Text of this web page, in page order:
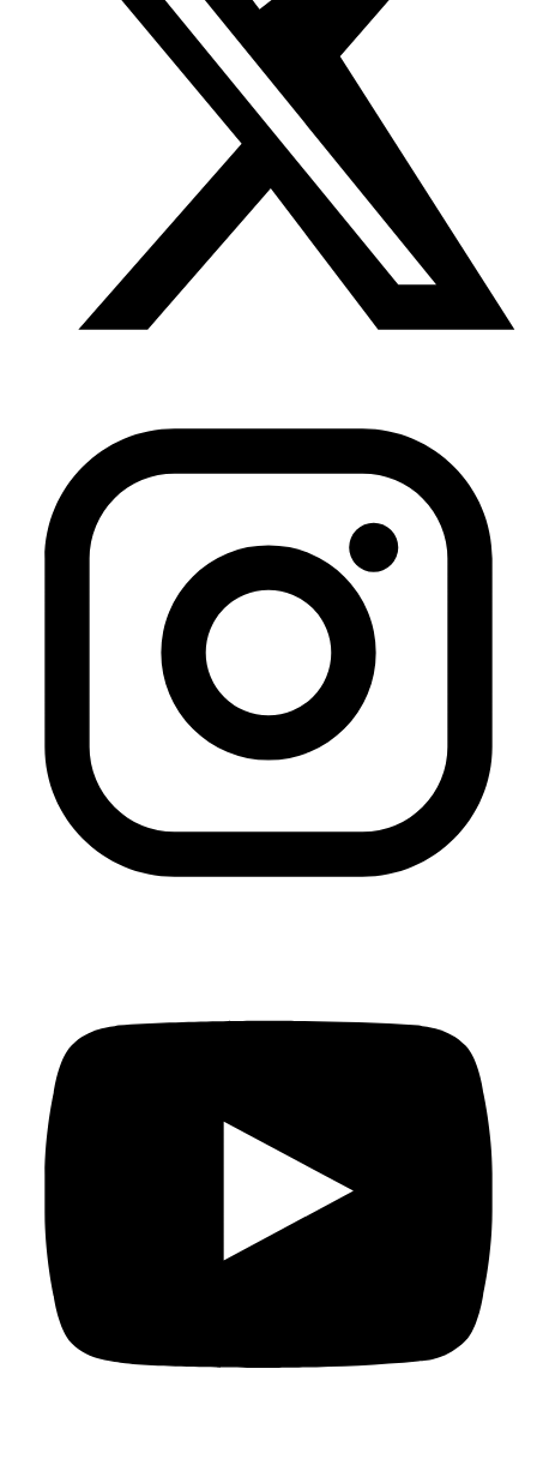
revolucionaria tunecina Emel Mazlúzi. Conocida como una
de las voces más influyentes en el nacimiento de la
Primavera Árabe, Mazlúzi dejó a la audiencia sin aliento
mostrando su dinámico registro y destreza vocal, que no
se habían escuchado en Egipto desde hacía más de dos
años. Tras cautivar a la audiencia, Mazlúzi se tomó su
tiempo para dar a conocer algunos aspectos de su
desarrollo musical y los desafíos de mantenerse fiel a sus
raíces al comenzar su nueva vida en Nueva York.
Su trayectoria musical comenzó en la universidad, en una
hacíamos muchas versiones de canciones de heavy
metal. Creo que todo el mundo, de alguna manera, ha
comenzado de esta forma ya que se trata de un género
muy revolucionario» explica Mazlúzi hablando de sus
comienzos musicales. Fue durante esos humildes
comienzos cuando Mazlúzi ganó confianza para coger la
guitarra y comenzar su carrera en solitario como artista
folk, inspirada por iconos musicales revolucionarios como
Bob Dylan y Joan Baez.
«Aprendí a tocar la guitarra, quería ser yo misma y hacer
mis canciones. Dirigí mi atención a la música folk, que
estaba ligada por completo a la escena revolucionaria
en los EE. UU. durante los años 60 y 70» explica.
prendiera fue un ejemplo de valentía musical. Canciones
como Pobre Túnez (Ya Tounes Ya Meskina) y
Mi Palabra
es Libre (Kelmti Horra)
conectaron con la gente pero al
mismo tiempo fueron objeto de duras críticas para
mantenerla en silencio. Mazlúzi, al recibir varias ofertas, se
trasladó a Francia, donde su música obtuvo el
reconocimiento internacional y el respecto de vuelta a
casa.
Después de que Mohamed Buazizi se quemará a lo
bonzo dando así comienzo a la Primavera Árabe, Mazlúzi
se convirtió en un nombre familiar en Túnez. Sus vídeos